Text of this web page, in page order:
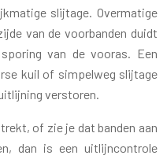
slijtage. Overmatige
van de voorbanden duidt
van de vooras. Een
kuil of simpelweg slijtage
verstoren.
of zie je dat banden aan
dan is een uitlijncontrole